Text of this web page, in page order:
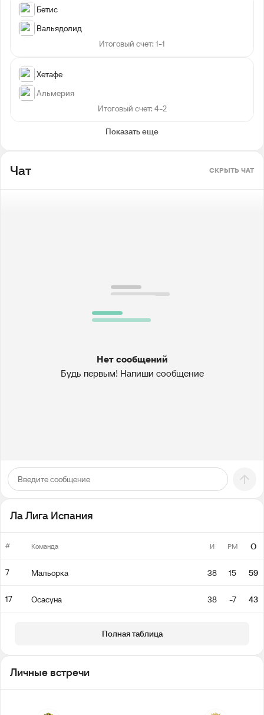
Бетис
Вальядолид
Итоговый счет: 1-1
Хетафе
Альмерия
Итоговый счет: 4-2
Показать еще
Чат СКРЫТЬ ЧАТ
Нет сообщений
Будь первым! Напиши сообщение
Ла Лига Испания
# Команда И РМ О
7 Мальорка 38 15 59
17 Осасуна 38 -7 43
Полная таблица
Личные встречи